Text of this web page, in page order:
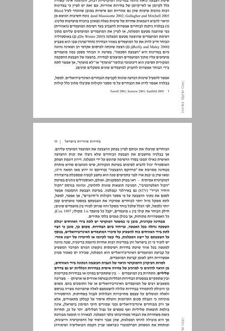
2. שיפור תפקוד מערכת הממשל ... 12